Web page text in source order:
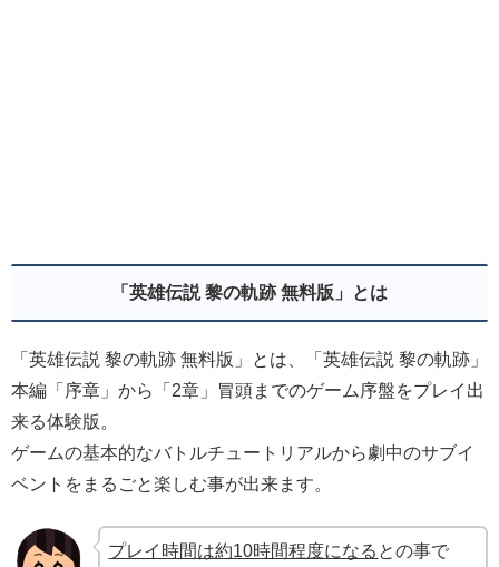
「英雄伝説 黎の軌跡 無料版」とは
「英雄伝説 黎の軌跡 無料版」とは、「英雄伝説 黎の軌跡」
本編「序章」から「2章」冒頭までのゲーム序盤をプレイ出
来る体験版。
ゲームの基本的なバトルチュートリアルから劇中のサブイ
ベントをまるごと楽しむ事が出来ます。
プレイ時間は約10時間程度になる との事で